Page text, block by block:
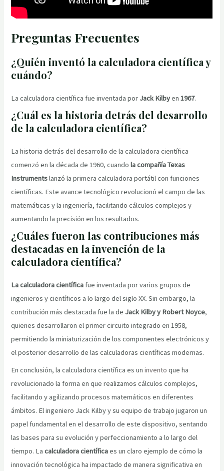
Preguntas Frecuentes
¿Quién inventó la calculadora científica y
cuándo?
La calculadora científica fue inventada por Jack Kilbyen1967.
¿Cuál es la historia detrás del desarrollo
de la calculadora científica?
La historia detrás del desarrollo de la calculadora científica
comenzó en la década de 1960, cuandola compañía Texas
Instrumentslanzó la primera calculadora portátil con funciones
científicas. Este avance tecnológico revolucionó el campo de las
matemáticas y la ingeniería, facilitando cálculos complejos y
aumentando la precisión en los resultados.
¿Cuáles fueron las contribuciones más
destacadas en la invención de la
calculadora científica?
La calculadora científicafue inventada por varios grupos de
ingenieros y científicos a lo largo del siglo XX. Sin embargo, la
contribución más destacada fue la de Jack Kilby y Robert Noyce,
quienes desarrollaron el primer circuito integrado en 1958,
permitiendo la miniaturización de los componentes electrónicos y
el posterior desarrollo de las calculadoras científicas modernas.
En conclusión, la calculadora científica es uninvento que ha
revolucionado la forma en que realizamos cálculos complejos,
facilitando y agilizando procesos matemáticos en diferentes
ámbitos. El ingeniero Jack Kilby y su equipo de trabajo jugaron un
papel fundamental en el desarrollo de este dispositivo, sentando
las bases para su evolución y perfeccionamiento a lo largo del
tiempo. Lacalculadora científicaes un claro ejemplo de cómo la
innovación tecnológica ha impactado de manera significativa en